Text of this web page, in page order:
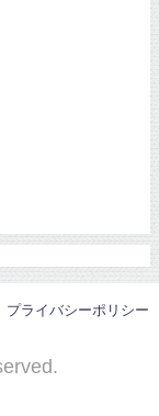
プライバシーポリシー